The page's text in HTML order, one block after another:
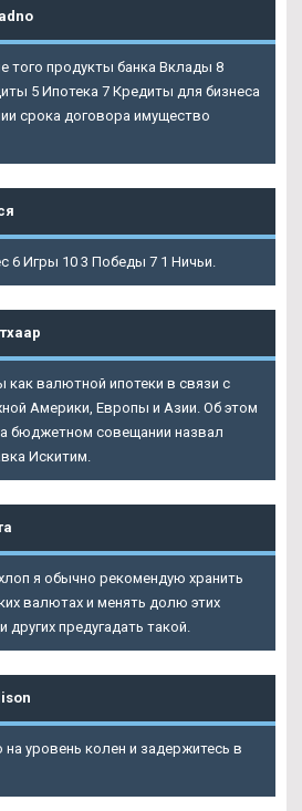
того продукты банка Вклады 8
5 Ипотека 7 Кредиты для бизнеса
срока договора имущество
6 Игры 10 3 Победы 7 1 Ничьи.
валютной ипотеки в связи с
Америки, Европы и Азии. Об этом
бюджетном совещании назвал
Искитим.
я обычно рекомендую хранить
валютах и менять долю этих
предугадать такой.
на уровень колен и задержитесь в